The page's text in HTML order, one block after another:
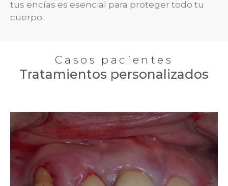
tus encías es esencial para proteger todo tu
cuerpo.
Casos pacientes
Tratamientos personalizados